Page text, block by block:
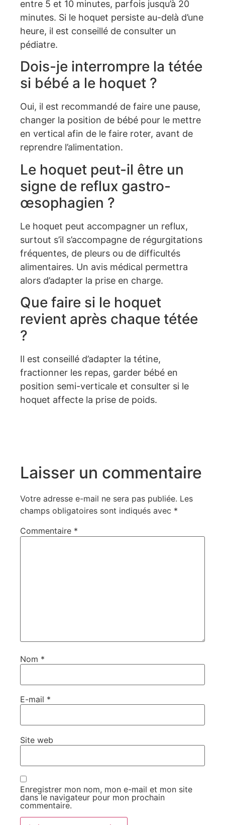
entre 5 et 10 minutes, parfois jusqu’à 20
minutes. Si le hoquet persiste au-delà d’une
heure, il est conseillé de consulter un
pédiatre.
Dois-je interrompre la tétée
si bébé a le hoquet ?
Oui, il est recommandé de faire une pause,
changer la position de bébé pour le mettre
en vertical afin de le faire roter, avant de
reprendre l’alimentation.
Le hoquet peut-il être un
signe de reflux gastro-
œsophagien ?
Le hoquet peut accompagner un reflux,
surtout s’il s’accompagne de régurgitations
fréquentes, de pleurs ou de difficultés
alimentaires. Un avis médical permettra
alors d’adapter la prise en charge.
Que faire si le hoquet
revient après chaque tétée
?
Il est conseillé d’adapter la tétine,
fractionner les repas, garder bébé en
position semi-verticale et consulter si le
hoquet affecte la prise de poids.
Laisser un commentaire
Votre adresse e-mail ne sera pas publiée. Les
champs obligatoires sont indiqués avec *
Commentaire *
Nom *
E-mail *
Site web
Enregistrer mon nom, mon e-mail et mon site
dans le navigateur pour mon prochain
commentaire.